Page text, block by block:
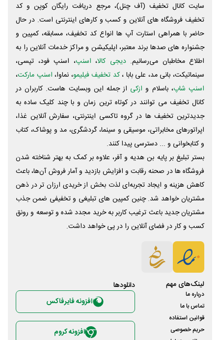
سایت کانال تخفیف (آف چنل)، مرجع دریافت رایگان کوپن و کد
تخفیف فروشگاه های آنلاین و کسب و‌ کارهای اینترنتی است. در حال
حاضر با همراهی استارت آپ ها انواع کد تخفیف، مسابقه، کمپین و
جشنواره های صدها برند معتبر، اپلیکیشن و مراکز خدمات آنلاین را به
اطلاع مخاطبان می‌رسانیم. دیجی کالا، اسنپ، اسنپ فود، تپسی،
سینماتیکت، بانی مد، علی‌ بابا ،کد تخفیف فیلیمو، نماوا، اسنپ مارکت،
اسنپ شاپ، باسلام و ازکی از جمله این وبسایت ‌هاست. کاربران در
کانال تخفیف می توانند در کوتاه ترین زمان و با چند کلیک ساده به
جدیدترین تخفیف ها در گروه تاکسی اینترنتی، سفارش آنلاین غذا،
اپراتورهای مخابراتی، موسیقی و سینما، گردشگری، مد و پوشاک، کتاب
و کتابخوانی و ... دسترسی پیدا کنند.
بستر تبلیغ بر پایه بن هدیه و آفر، علاوه بر کمک به بهتر شناخته شدن
فروشگاه ها در صحنه رقابت و افزایش بازدید و آمار فروش آن‌ها، باعث
کاهش هزینه و ایجاد تجربه‌ای لذت بخش از خریدی ارزان تر در ذهن
مشتریان خواهد شد. چنین کمپین های تبلیغی و تخفیفی ضمن جذب
مشتریان جدید باعث ترغیب کاربر به خرید مجدد شده و توسعه و رونق
کسب و کار در فضای آنلاین را در پی خواهد داشت.
لینک‌های مهم
درباره ما
تماس با ما
قوانین استفاده
حریم خصوصی
دانلود‌ها
افزونه فایرفاکس
افزونه کروم